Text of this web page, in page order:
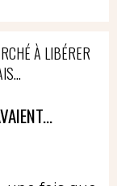
À LIBÉRER